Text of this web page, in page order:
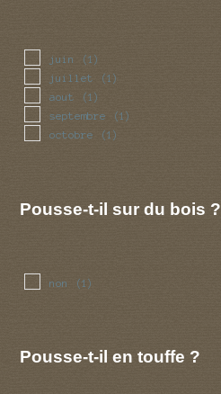
juin (1)
juillet (1)
aout (1)
septembre (1)
octobre (1)
Pousse-t-il sur du bois ?
non (1)
Pousse-t-il en touffe ?